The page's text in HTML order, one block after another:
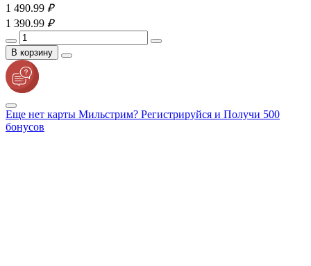
1 490.99 ₽
1 390.99 ₽
В корзину
Еще нет карты Мильстрим? Регистрируйся и Получи 500
бонусов